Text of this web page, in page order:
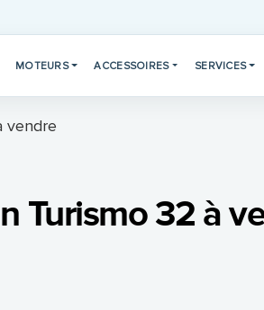
MOTEURS ACCESSOIRES SERVICES
vendre
Turismo 32 à